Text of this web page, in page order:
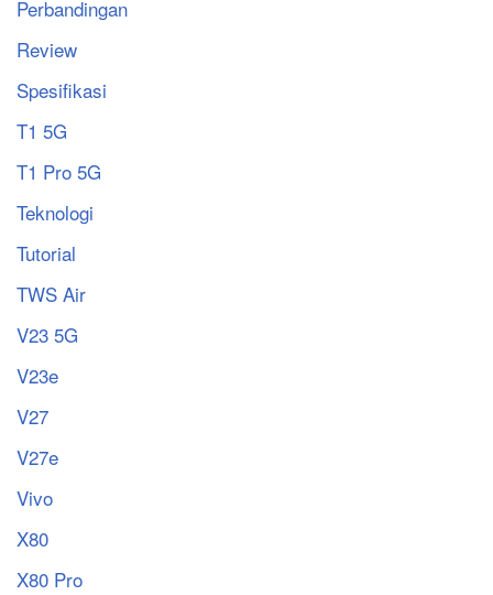
Perbandingan
Review
Spesifikasi
T1 5G
T1 Pro 5G
Teknologi
Tutorial
TWS Air
V23 5G
V23e
V27
V27e
Vivo
X80
X80 Pro